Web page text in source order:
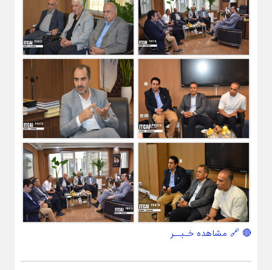
🔴 🔗 مشاهده خـبــر